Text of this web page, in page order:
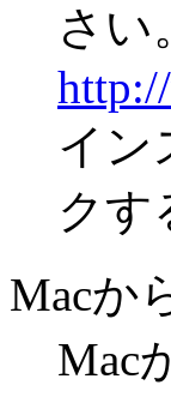
さい
イン
クす
Macか
Mac